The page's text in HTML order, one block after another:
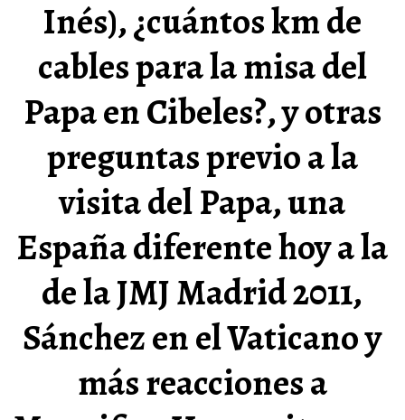
Inés), ¿cuántos km de
cables para la misa del
Papa en Cibeles?, y otras
preguntas previo a la
visita del Papa, una
España diferente hoy a la
de la JMJ Madrid 2011,
Sánchez en el Vaticano y
más reacciones a